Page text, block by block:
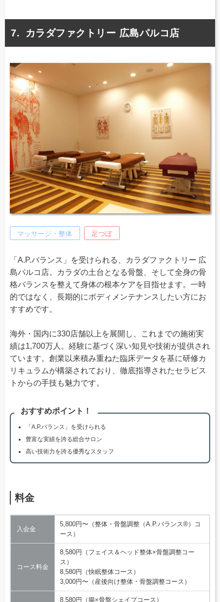
カラダファクトリー 広島パルコ店
マッサージ・整体 足つぼ
「A.P.バランス」を受けられる、カラダファクトリー 広
島パルコ店。カラダの土台となる骨盤、そして全身の骨
格バランスを整えて身体の根本ケアを目指せます。一時
的ではなく、長期的にボディメンテナンスしたい方にお
すすめです。
海外・国内に330店舗以上を展開し、これまでの施術実
績は1,700万人。経験に基づく深い知見や技術が提供され
ています。創業以来積み重ねた臨床データを基に研修カ
リキュラムが構築されており、徹底指導されたセラピス
トからの手技も魅力です。
おすすめポイント！
「A.P.バランス」を受けられる
豊富な実績を誇る総合サロン
高い技術力を誇る優秀なスタッフ
料金
入会金
5,800円〜（整体・骨盤調整（A.P.バランス®）コ
ース）
コース料金
8,580円（フェイス＆ヘッド整体×骨盤調整コー
ス）
8,580円（快眠整体コース）
3,000円〜（産後向け整体・骨盤調整コース）
8,580円（腸×骨盤シェイプコース）